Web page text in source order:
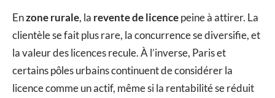
Enzone rurale, la revente de licencepeine à attirer. La
clientèle se fait plus rare, la concurrence se diversifie, et
la valeur des licences recule. À l’inverse, Paris et
certains pôles urbains continuent de considérer la
licence comme un actif, même si la rentabilité se réduit